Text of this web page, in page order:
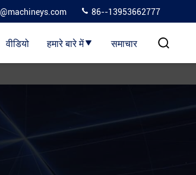
86--13953662777
वीडियो हमारे बारे में समाचार